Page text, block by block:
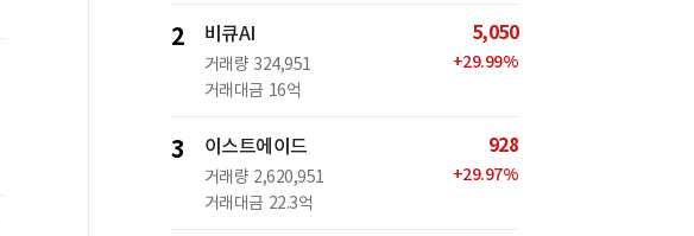
2 비큐AI
거래량 324,951
거래대금 16억
5,050
+29.99%
3 이스트에이드
거래량 2,620,951
거래대금 22.3억
928
+29.97%